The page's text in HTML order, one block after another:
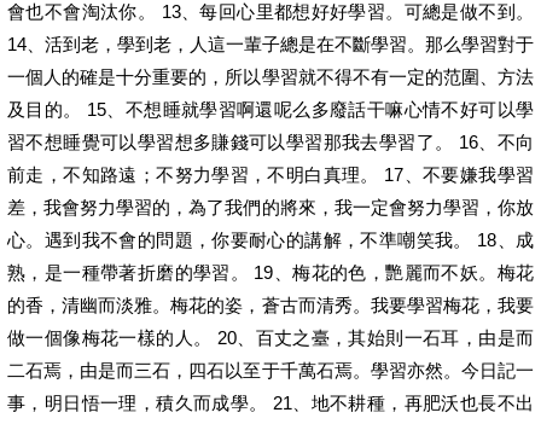
會也不會淘汰你。 13、每回心里都想好好學習。可總是做不到。
14、活到老，學到老，人這一輩子總是在不斷學習。那么學習對于
一個人的確是十分重要的，所以學習就不得不有一定的范圍、方法
及目的。 15、不想睡就學習啊還呢么多廢話干嘛心情不好可以學
習不想睡覺可以學習想多賺錢可以學習那我去學習了。 16、不向
前走，不知路遠；不努力學習，不明白真理。 17、不要嫌我學習
差，我會努力學習的，為了我們的將來，我一定會努力學習，你放
心。遇到我不會的問題，你要耐心的講解，不準嘲笑我。 18、成
熟，是一種帶著折磨的學習。 19、梅花的色，艷麗而不妖。梅花
的香，清幽而淡雅。梅花的姿，蒼古而清秀。我要學習梅花，我要
做一個像梅花一樣的人。 20、百丈之臺，其始則一石耳，由是而
二石焉，由是而三石，四石以至于千萬石焉。學習亦然。今日記一
事，明日悟一理，積久而成學。 21、地不耕種，再肥沃也長不出